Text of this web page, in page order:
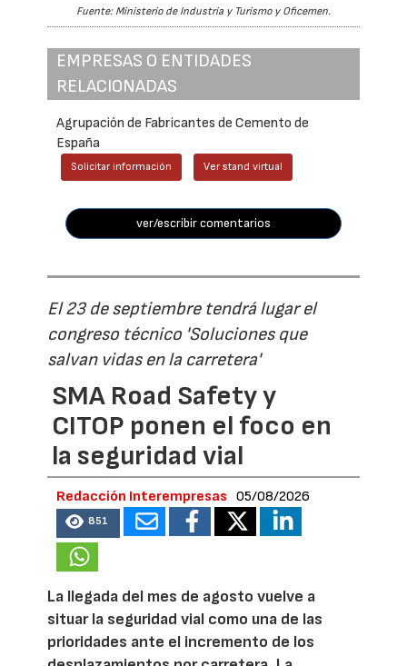
Fuente: Ministerio de Industria y Turismo y Oficemen.
EMPRESAS O ENTIDADES
RELACIONADAS
Agrupación de Fabricantes de Cemento de
España
Solicitar información Ver stand virtual
ver/escribir comentarios
El 23 de septiembre tendrá lugar el
congreso técnico 'Soluciones que
salvan vidas en la carretera'
SMA Road Safety y
CITOP ponen el foco en
la seguridad vial
Redacción Interempresas 05/08/2026
851
La llegada del mes de agosto vuelve a
situar la seguridad vial como una de las
prioridades ante el incremento de los